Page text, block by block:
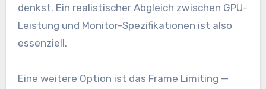
denkst. Ein realistischer Abgleich zwischen GPU-
Leistung und Monitor-Spezifikationen ist also
essenziell.
Eine weitere Option ist das Frame Limiting —